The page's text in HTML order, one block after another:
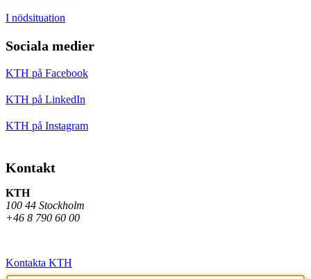
I nödsituation
Sociala medier
KTH på Facebook
KTH på LinkedIn
KTH på Instagram
Kontakt
KTH
100 44 Stockholm
+46 8 790 60 00
Kontakta KTH